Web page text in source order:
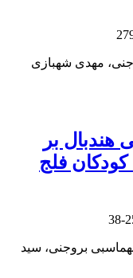
مهدی شهبازی
هندبال بر
فلج
بروجنی، سید